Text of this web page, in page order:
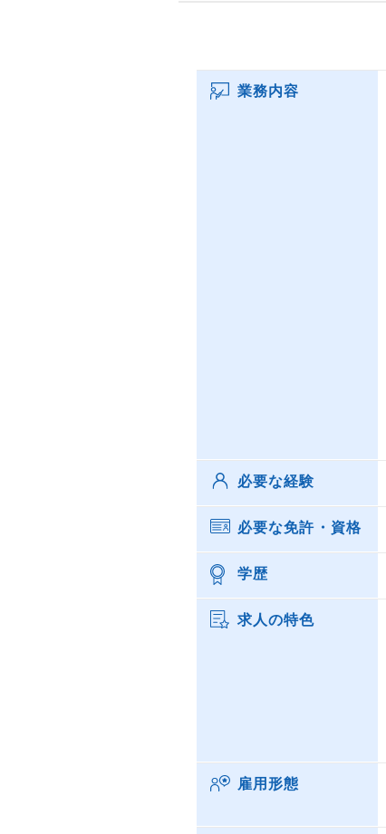
業務内容
必要な経験
必要な免許・資格
学歴
求人の特色
雇用形態